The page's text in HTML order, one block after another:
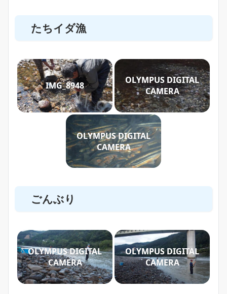
たちイダ漁
IMG_8948
OLYMPUS DIGITAL
CAMERA
OLYMPUS DIGITAL
CAMERA
ごんぶり
OLYMPUS DIGITAL
CAMERA
OLYMPUS DIGITAL
CAMERA